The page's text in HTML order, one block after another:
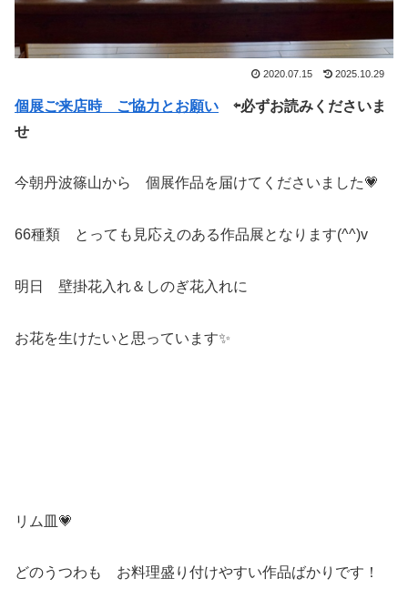
2020.07.15 2025.10.29
個展ご来店時 ご協力とお願い ⇦必ずお読みくださいま
せ
今朝丹波篠山から 個展作品を届けてくださいました💗
66種類 とっても見応えのある作品展となります(^^)v
明日 壁掛花入れ＆しのぎ花入れに
お花を生けたいと思っています✨
リム皿💗
どのうつわも お料理盛り付けやすい作品ばかりです！